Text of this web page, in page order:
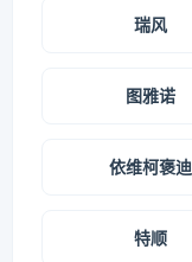
瑞风
图雅诺
依维柯褒迪
特顺